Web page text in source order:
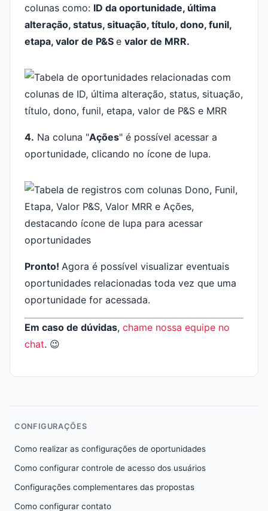
colunas como: ID da oportunidade, última
alteração, status, situação, título, dono, funil,
etapa, valor de P&S e valor de MRR.
4. Na coluna "Ações" é possível acessar a
oportunidade, clicando no ícone de lupa.
Pronto! Agora é possível visualizar eventuais
oportunidades relacionadas toda vez que uma
oportunidade for acessada.
Em caso de dúvidas, chame nossa equipe no
chat. 😉
CONFIGURAÇÕES
Como realizar as configurações de oportunidades
Como configurar controle de acesso dos usuários
Configurações complementares das propostas
Como configurar contato